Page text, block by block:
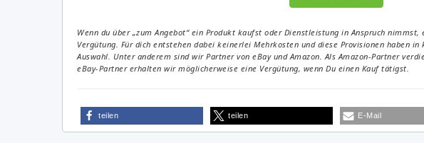
Wenn du über „zum Angebot“ ein Produkt kaufst oder Dienstleistung in Anspruch
Vergütung. Für dich entstehen dabei keinerlei Mehrkosten und diese Provisionen haben
Auswahl. Unter anderem sind wir Partner von eBay und Amazon. Als Amazon-Partner
eBay-Partner erhalten wir möglicherweise eine Vergütung, wenn Du einen Kauf tätigst.
teilen teilen E-Mail